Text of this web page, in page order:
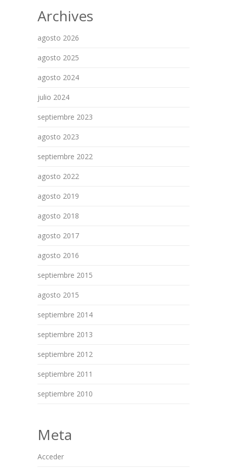
Archives
agosto 2026
agosto 2025
agosto 2024
julio 2024
septiembre 2023
agosto 2023
septiembre 2022
agosto 2022
agosto 2019
agosto 2018
agosto 2017
agosto 2016
septiembre 2015
agosto 2015
septiembre 2014
septiembre 2013
septiembre 2012
septiembre 2011
septiembre 2010
Meta
Acceder